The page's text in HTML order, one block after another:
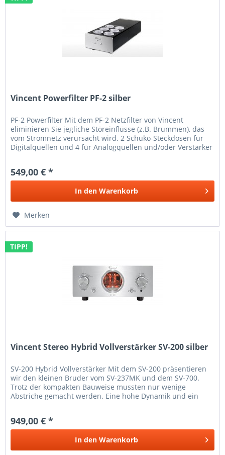
Vincent Powerfilter PF-2 silber
PF-2 Powerfilter Mit dem PF-2 Netzfilter von Vincent
eliminieren Sie jegliche Störeinflüsse (z.B. Brummen), das
vom Stromnetz verursacht wird. 2 Schuko-Steckdosen für
Digitalquellen und 4 für Analogquellen und/oder Verstärker
549,00 € *
In den Warenkorb
Merken
TIPP!
Vincent Stereo Hybrid Vollverstärker SV-200 silber
SV-200 Hybrid Vollverstärker Mit dem SV-200 präsentieren
wir den kleinen Bruder vom SV-237MK und dem SV-700.
Trotz der kompakten Bauweise mussten nur wenige
Abstriche gemacht werden. Eine hohe Dynamik und ein
949,00 € *
In den Warenkorb